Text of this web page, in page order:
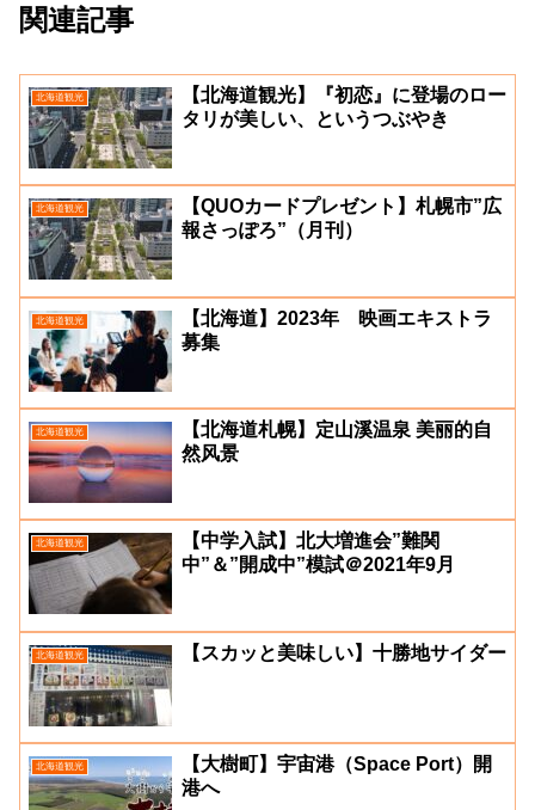
関連記事
北海道観光
【北海道観光】『初恋』に登場のロー
タリが美しい、というつぶやき
北海道観光
【QUOカードプレゼント】札幌市”広
報さっぽろ”（月刊）
北海道観光
【北海道】2023年 映画エキストラ
募集
北海道観光
【北海道札幌】定山溪温泉 美丽的自
然风景
北海道観光
【中学入試】北大増進会”難関
中”＆”開成中”模試＠2021年9月
北海道観光 【スカッと美味しい】十勝地サイダー
北海道観光
【大樹町】宇宙港（Space Port）開
港へ